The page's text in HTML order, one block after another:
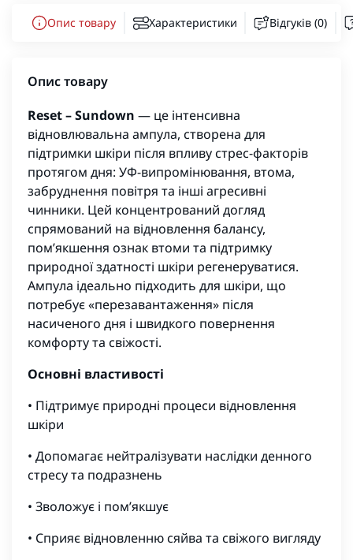
Опис товару Характеристики Відгуків (0)
Опис товару
Reset – Sundown — це інтенсивна
відновлювальна ампула, створена для
підтримки шкіри після впливу стрес-факторів
протягом дня: УФ-випромінювання, втома,
забруднення повітря та інші агресивні
чинники. Цей концентрований догляд
спрямований на відновлення балансу,
пом’якшення ознак втоми та підтримку
природної здатності шкіри регенеруватися.
Ампула ідеально підходить для шкіри, що
потребує «перезавантаження» після
насиченого дня і швидкого повернення
комфорту та свіжості.
Основні властивості
• Підтримує природні процеси відновлення
шкіри
• Допомагає нейтралізувати наслідки денного
стресу та подразнень
• Зволожує і пом’якшує
• Сприяє відновленню сяйва та свіжого вигляду